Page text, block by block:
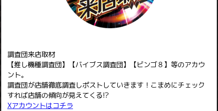
調査団来店取材
【推し機種調査団】【バイブス調査団】【ビンゴ８】等のアカウ
ント。
調査団が店舗徹底調査しポストしていきます！こまめにチェック
すれば店舗の傾向が見えてくる!?
Xアカウントはコチラ